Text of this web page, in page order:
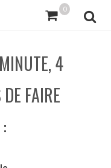
0
4
FAIRE